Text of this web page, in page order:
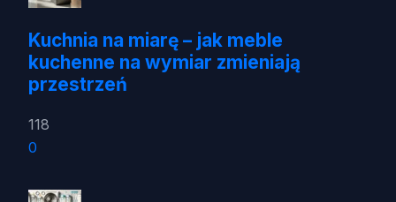
Kuchnia na miarę – jak meble
kuchenne na wymiar zmieniają
przestrzeń
118
0